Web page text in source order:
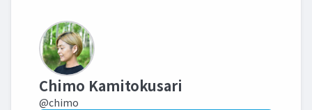
Chimo Kamitokusari
@chimo